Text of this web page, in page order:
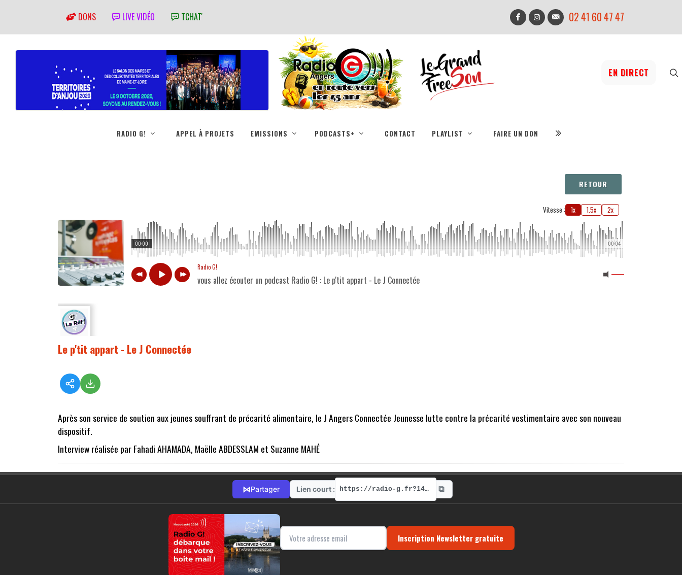
DONS LIVE VIDÉO TCHAT' 02 41 60 47 47
EN DIRECT
RADIO G! APPEL À PROJETS EMISSIONS PODCASTS+ CONTACT PLAYLIST FAIRE UN DON
RETOUR
Vitesse : 1x 1.5x 2x
00:04
00:00
Radio G!
vous allez écouter un podcast Radio G! : Le p'tit appart - Le J Connectée
Le p'tit appart - Le J Connectée
Après son service de soutien aux jeunes souffrant de précarité alimentaire, le J Angers Connectée Jeunesse lutte contre la précarité vestimentaire avec son nouveau
dispositif.
Interview réalisée par Fahadi AHAMADA, Maëlle ABDESSLAM et Suzanne MAHÉ
⋈Partager Lien court : https://radio-g.fr?14812 ⧉
Inscription Newsletter gratuite